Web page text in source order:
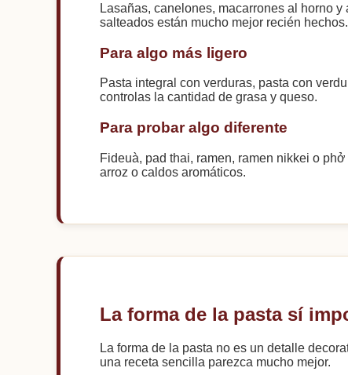
Lasañas, canelones, macarrones al horno
salteados están mucho mejor recién hechos.
Para algo más ligero
Pasta integral con verduras, pasta con
controlas la cantidad de grasa y queso.
Para probar algo diferente
Fideuà, pad thai, ramen, ramen nikkei o
arroz o caldos aromáticos.
La forma de la pasta sí
La forma de la pasta no es un detalle
una receta sencilla parezca mucho mejor.